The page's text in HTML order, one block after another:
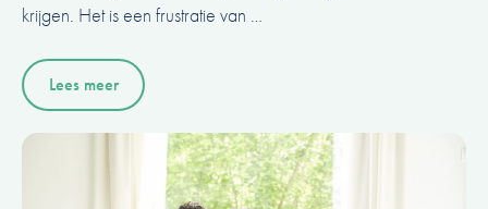
krijgen. Het is een frustratie van …
Lees meer